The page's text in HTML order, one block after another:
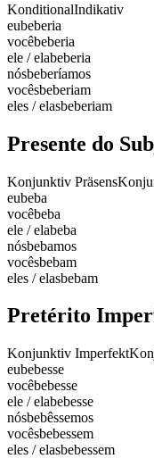
KonditionalIndikativ
eubeberia
vocêbeberia
ele / elabeberia
nósbeberíamos
vocêsbeberiam
eles / elasbeberiam
Presente do
Konjunktiv Präsens
eubeba
vocêbeba
ele / elabeba
nósbebamos
vocêsbebam
eles / elasbebam
Pretérito
Konjunktiv Imperfekt
eubebesse
vocêbebesse
ele / elabebesse
nósbebêssemos
vocêsbebessem
eles / elasbebessem